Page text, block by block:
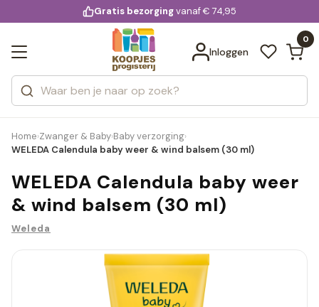
voor 20:00 uur besteld
Gratis bezorgingvanaf € 74,95
Inloggen
0
Zoeken
Categorieën
Merken
Bekijk alle resultaten
Home›Zwanger & Baby›Baby verzorging›
WELEDA Calendula baby weer & wind balsem (30 ml)
WELEDA Calendula baby weer
& wind balsem (30 ml)
Weleda